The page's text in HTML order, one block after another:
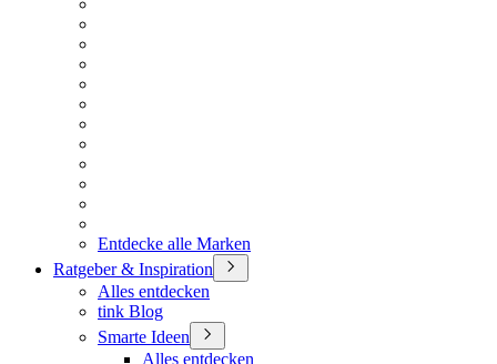
Entdecke alle Marken
Ratgeber & Inspiration
Alles entdecken
tink Blog
Smarte Ideen
Alles entdecken